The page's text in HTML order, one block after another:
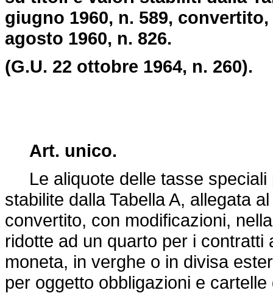
giugno 1960, n. 589,
agosto 1960, n. 826.
(G.U. 22 ottobre 1964, n. 260).
Art. unico.
Le aliquote delle tasse speciali
stabilite dalla Tabella A, allegata
convertito, con modificazioni,
ridotte ad un quarto per i
moneta, in verghe o in divisa
per oggetto obbligazioni e